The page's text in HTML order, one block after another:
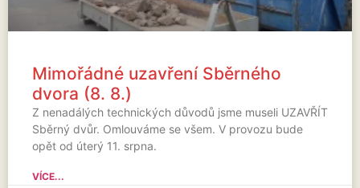
Mimořádné uzavření Sběrného
dvora (8. 8.)
Z nenadálých technických důvodů jsme museli UZAVŘÍT
Sběrný dvůr. Omlouváme se všem. V provozu bude
opět od úterý 11. srpna.
VÍCE...